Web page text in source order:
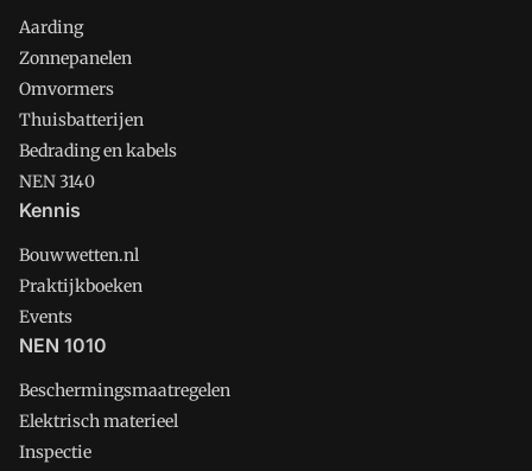
Aarding
Zonnepanelen
Omvormers
Thuisbatterijen
Bedrading en kabels
NEN 3140
Kennis
Bouwwetten.nl
Praktijkboeken
Events
NEN 1010
Beschermingsmaatregelen
Elektrisch materieel
Inspectie